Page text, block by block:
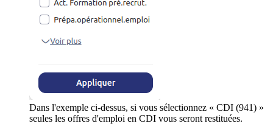
Dans l'exemple ci-dessus, si vous sélectionnez « CDI (941) »
seules les offres d'emploi en CDI vous seront restituées.